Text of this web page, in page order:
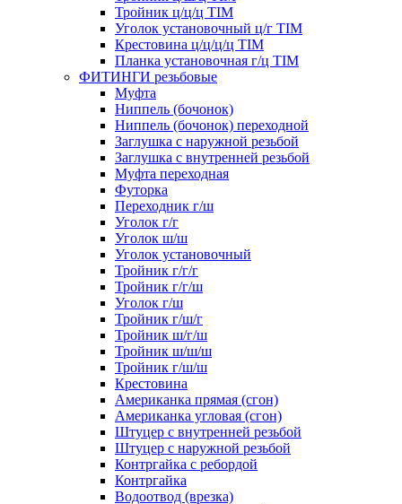
Тройник ц/ц/ц TIM
Уголок установочный ц/г TIM
Крестовина ц/ц/ц/ц TIM
Планка установочная г/ц TIM
ФИТИНГИ резьбовые
Муфта
Ниппель (бочонок)
Ниппель (бочонок) переходной
Заглушка с наружной резьбой
Заглушка с внутренней резьбой
Муфта переходная
Футорка
Переходник г/ш
Уголок г/г
Уголок ш/ш
Уголок установочный
Тройник г/г/г
Тройник г/г/ш
Уголок г/ш
Тройник г/ш/г
Тройник ш/г/ш
Тройник ш/ш/ш
Тройник г/ш/ш
Крестовина
Американка прямая (сгон)
Американка угловая (сгон)
Штуцер с внутренней резьбой
Штуцер с наружной резьбой
Контргайка с ребордой
Контргайка
Водоотвод (врезка)